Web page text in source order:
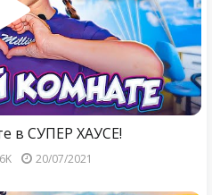
в СУПЕР ХАУСЕ!
20/07/2021